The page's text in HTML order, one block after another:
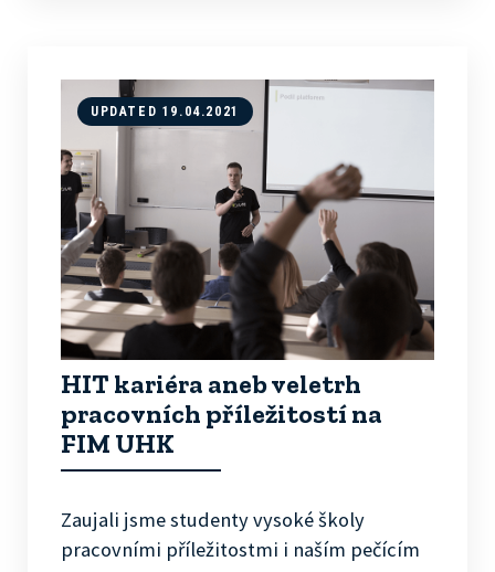
UPDATED 19.04.2021
HIT kariéra aneb veletrh
pracovních příležitostí na
FIM UHK
Zaujali jsme studenty vysoké školy
pracovními příležitostmi i naším pečícím